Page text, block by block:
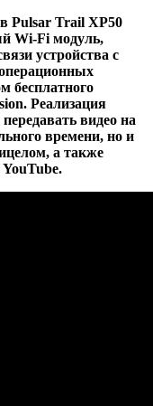
Pulsar Trail XP50
Wi-Fi модуль,
устройства с
бесплатного
Реализация
видео на
времени, но и
а также
YouTube.